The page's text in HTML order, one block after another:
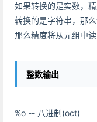
如果转换的是实数，
转换的是字符串，那
那么精度将从元组中
整数输出
%o -- 八进制(oct)